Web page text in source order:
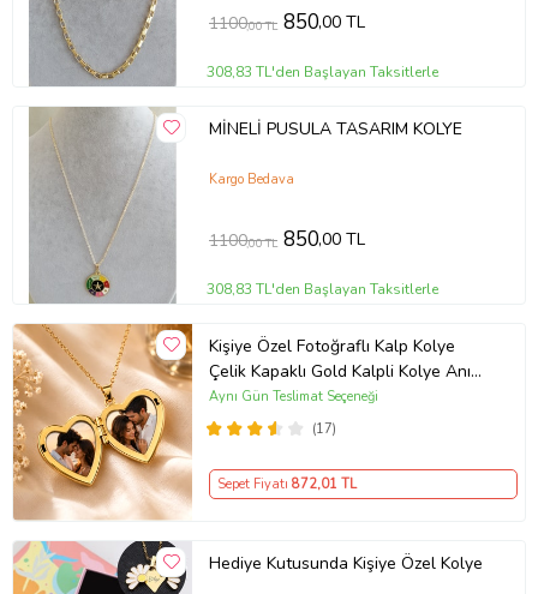
1100,00 TL 850,00 TL
308,83 TL'den Başlayan Taksitlerle
MİNELİ PUSULA TASARIM KOLYE
Kargo Bedava
1100,00 TL 850,00 TL
308,83 TL'den Başlayan Taksitlerle
Kişiye Özel Fotoğraflı Kalp Kolye
Çelik Kapaklı Gold Kalpli Kolye Anı
Kolyesi Kalp Kolye Resimli Kolye –
Açılır Kapaklı Romantik Gold
(17)
Aynı Gün Teslimat Seçeneği
Sepet Fiyatı 872,01 TL
Hediye Kutusunda Kişiye Özel Kolye